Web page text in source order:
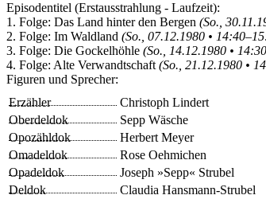
Episodentitel (Erstausstrahlung - Laufzeit):
1. Folge: Das Land hinter den Bergen (So.,
2. Folge: Im Waldland (So., 07.12.1980 •
3. Folge: Die Gockelhöhle (So., 14.12.1980 •
4. Folge: Alte Verwandtschaft (So., 21.12.1980 •
Figuren und Sprecher:
Erzähler
Christoph Lindert
Oberdeldok
Sepp Wäsche
Opozähldok
Herbert Meyer
Omadeldok
Rose Oehmichen
Opadeldok
Joseph »Sepp« Strubel
Deldok
Claudia Hansmann-Strubel